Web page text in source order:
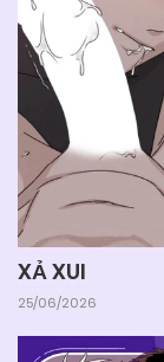
XẢ XUI
25/06/2026